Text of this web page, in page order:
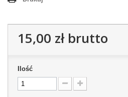
15,00 złbrutto
Ilość